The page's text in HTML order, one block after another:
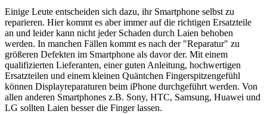
Einige Leute entscheiden sich dazu, ihr Smartphone selbst zu
reparieren. Hier kommt es aber immer auf die richtigen Ersatzteile
an und leider kann nicht jeder Schaden durch Laien behoben
werden. In manchen Fällen kommt es nach der "Reparatur" zu
größeren Defekten im Smartphone als davor der. Mit einem
qualifizierten Lieferanten, einer guten Anleitung, hochwertigen
Ersatzteilen und einem kleinen Quäntchen Fingerspitzengefühl
können Displayreparaturen beim iPhone durchgeführt werden. Von
allen anderen Smartphones z.B. Sony, HTC, Samsung, Huawei und
LG sollten Laien besser die Finger lassen.